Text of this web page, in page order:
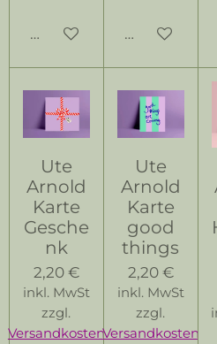
In den Warenkorb
In den
Ute
Arnold
Karte
Gesche
nk
2,20 €
inkl. MwSt
zzgl.
Versandkosten
Ute
Arnold
Karte
good
things
2,20 €
inkl. MwSt
zzgl.
Versandkosten